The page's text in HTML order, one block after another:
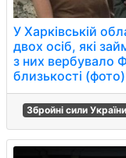
У Харківській
двох осіб, які
з них вербувало
близькості
Збройні сили України